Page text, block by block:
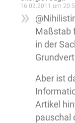
16.03.2011 um
Maßstab
in der
Aber ist
Artikel
pauschal